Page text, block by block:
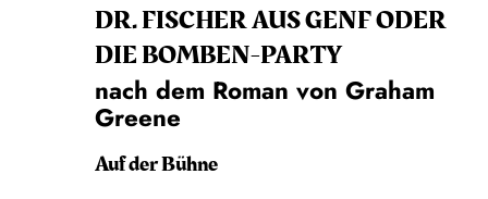
DR. FISCHER AUS GENF ODER
DIE BOMBEN-PARTY
nach dem Roman von Graham
Greene
Auf der Bühne